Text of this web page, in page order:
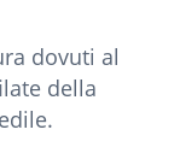
dovuti al
della